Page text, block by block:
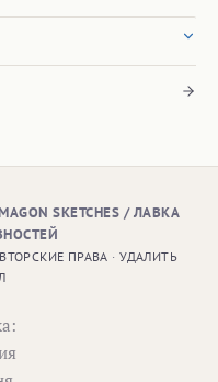
SKETCHES / ЛАВКА
ПРАВА ·УДАЛИТЬ